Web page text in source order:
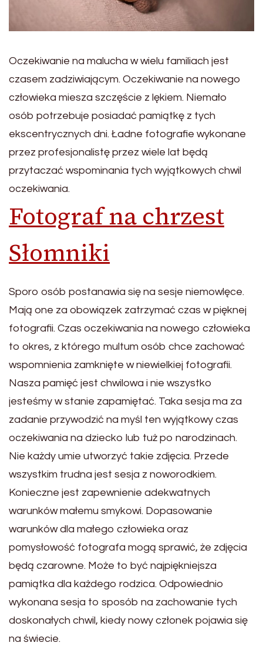
Oczekiwanie na malucha w wielu familiach jest
czasem zadziwiającym. Oczekiwanie na nowego
człowieka miesza szczęście z lękiem. Niemało
osób potrzebuje posiadać pamiątkę z tych
ekscentrycznych dni. Ładne fotografie wykonane
przez profesjonalistę przez wiele lat będą
przytaczać wspominania tych wyjątkowych chwil
oczekiwania.
Fotograf na chrzest
Słomniki
Sporo osób postanawia się na sesje niemowlęce.
Mają one za obowiązek zatrzymać czas w pięknej
fotografii. Czas oczekiwania na nowego człowieka
to okres, z którego multum osób chce zachować
wspomnienia zamknięte w niewielkiej fotografii.
Nasza pamięć jest chwilowa i nie wszystko
jesteśmy w stanie zapamiętać. Taka sesja ma za
zadanie przywodzić na myśl ten wyjątkowy czas
oczekiwania na dziecko lub tuż po narodzinach.
Nie każdy umie utworzyć takie zdjęcia. Przede
wszystkim trudna jest sesja z noworodkiem.
Konieczne jest zapewnienie adekwatnych
warunków małemu smykowi. Dopasowanie
warunków dla małego człowieka oraz
pomysłowość fotografa mogą sprawić, że zdjęcia
będą czarowne. Może to być najpiękniejsza
pamiątka dla każdego rodzica. Odpowiednio
wykonana sesja to sposób na zachowanie tych
doskonałych chwil, kiedy nowy członek pojawia się
na świecie.